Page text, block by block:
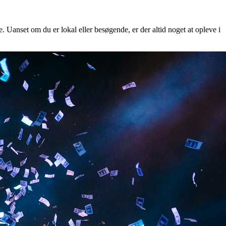
om du er lokal eller besøgende, er der altid noget at opleve i